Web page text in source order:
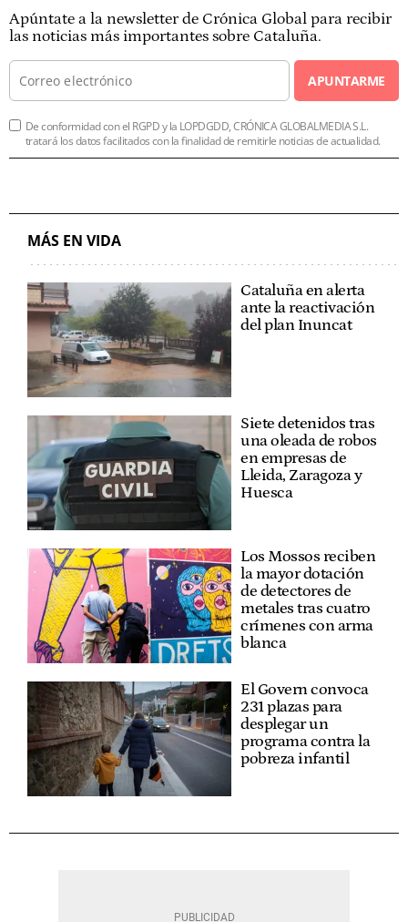
Apúntate a la newsletter de Crónica Global para recibir
las noticias más importantes sobre Cataluña.
APUNTARME
De conformidad con el RGPD y la LOPDGDD, CRÓNICA GLOBALMEDIA S.L.
tratará los datos facilitados con la finalidad de remitirle noticias de actualidad.
MÁS EN VIDA
Cataluña en alerta
ante la reactivación
del plan Inuncat
Siete detenidos tras
una oleada de robos
en empresas de
Lleida, Zaragoza y
Huesca
Los Mossos reciben
la mayor dotación
de detectores de
metales tras cuatro
crímenes con arma
blanca
El Govern convoca
231 plazas para
desplegar un
programa contra la
pobreza infantil